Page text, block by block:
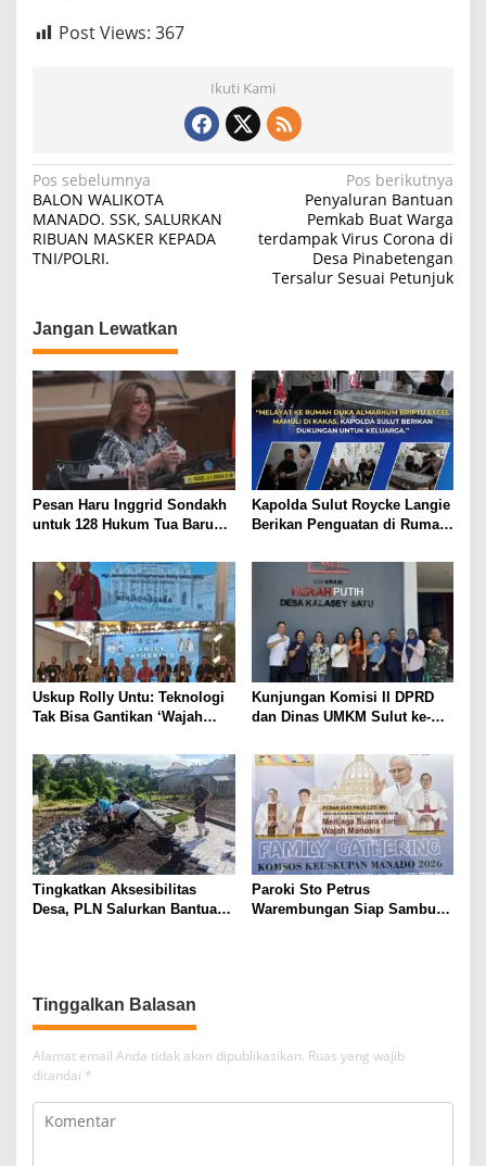
Post Views: 367
Ikuti Kami
Navigasi
pos
Pos sebelumnya
BALON WALIKOTA
MANADO. SSK, SALURKAN
RIBUAN MASKER KEPADA
TNI/POLRI.
Pos berikutnya
Penyaluran Bantuan
Pemkab Buat Warga
terdampak Virus Corona di
Desa Pinabetengan
Tersalur Sesuai Petunjuk
Jangan Lewatkan
Pesan Haru Inggrid Sondakh
untuk 128 Hukum Tua Baru
Semangat Sang Ayah
Kapolda Sulut Roycke Langie
Berikan Penguatan di Rumah
Selamat Jalan Satria
Bhayangkara
Uskup Rolly Untu: Teknologi
Tak Bisa Gantikan ‘Wajah
Komsos Manado Mampu
Pererat Sinodalitas
Kunjungan Komisi II DPRD
dan Dinas UMKM Sulut ke-
Tingkatkan Aksesibilitas
Desa, PLN Salurkan Bantuan
Paroki Sto Petrus
Warembungan Siap Sambut
Tinggalkan Balasan
Alamat email Anda tidak akan dipublikasikan. Ruas yang wajib
ditandai *